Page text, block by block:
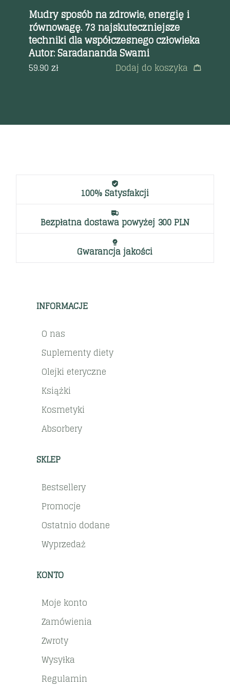
Mudry sposób na zdrowie, energię i
równowagę. 73 najskuteczniejsze
techniki dla współczesnego człowieka
Autor: Saradananda Swami
59.90zł Dodaj do koszyka
100% Satysfakcji
Bezpłatna dostawa powyżej 300 PLN
Gwarancja jakości
INFORMACJE
O nas
Suplementy diety
Olejki eteryczne
Książki
Kosmetyki
Absorbery
SKLEP
Bestsellery
Promocje
Ostatnio dodane
Wyprzedaż
KONTO
Moje konto
Zamówienia
Zwroty
Wysyłka
Regulamin